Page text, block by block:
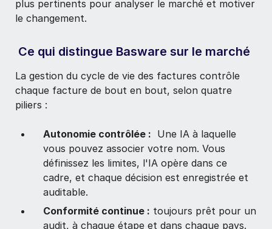
plus pertinents pour analyser le marché et motiver
le changement.
Ce qui distingue Basware sur le marché
La gestion du cycle de vie des factures contrôle
chaque facture de bout en bout, selon quatre
piliers :
Autonomie contrôlée : Une IA à laquelle
vous pouvez associer votre nom. Vous
définissez les limites, l'IA opère dans ce
cadre, et chaque décision est enregistrée et
auditable.
Conformité continue : toujours prêt pour un
audit, à chaque étape et dans chaque pays.